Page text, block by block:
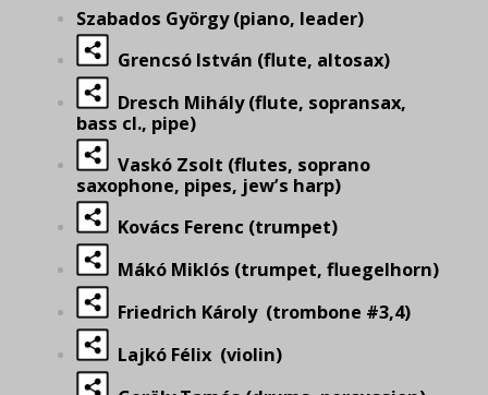
Szabados György (piano, leader)
Grencsó István (flute, altosax)
Dresch Mihály (flute, sopransax,
bass cl., pipe)
Vaskó Zsolt (flutes, soprano
saxophone, pipes, jew’s harp)
Kovács Ferenc (trumpet)
Mákó Miklós (trumpet, fluegelhorn)
Friedrich Károly (trombone #3,4)
Lajkó Félix (violin)